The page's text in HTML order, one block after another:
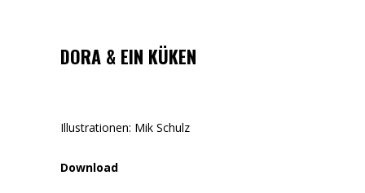
DORA & EIN KÜKEN
Illustrationen: Mik Schulz
Download